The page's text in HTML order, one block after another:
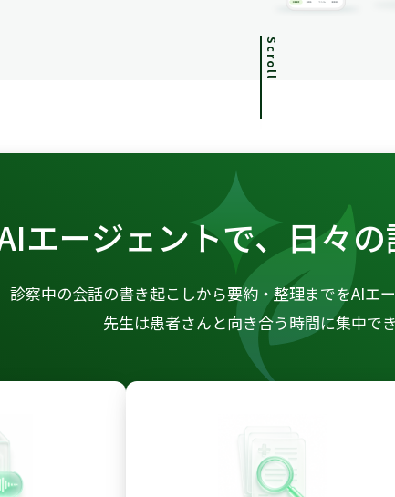
Scroll
エージェントで、日々
診察中の会話の書き起こしから要約・整理までをAIエ
先生は患者さんと向き合う時間に集中でき